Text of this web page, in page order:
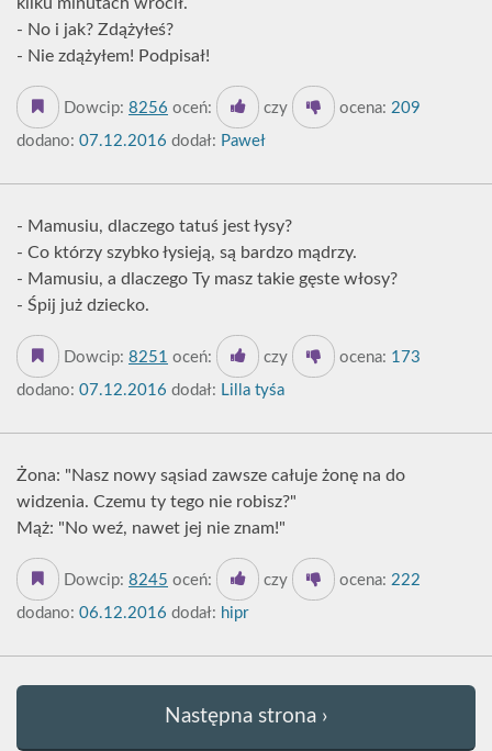
- No i jak? Zdążyłeś?
- Nie zdążyłem! Podpisał!
Dowcip: 8256 oceń: czy ocena: 209
dodano: 07.12.2016 dodał: Paweł
- Mamusiu, dlaczego tatuś jest łysy?
- Co którzy szybko łysieją, są bardzo mądrzy.
- Mamusiu, a dlaczego Ty masz takie gęste włosy?
- Śpij już dziecko.
Dowcip: 8251 oceń: czy ocena: 173
dodano: 07.12.2016 dodał: Lilla tyśa
Żona: "Nasz nowy sąsiad zawsze całuje żonę na do
widzenia. Czemu ty tego nie robisz?"
Mąż: "No weź, nawet jej nie znam!"
Dowcip: 8245 oceń: czy ocena: 222
dodano: 06.12.2016 dodał: hipr
Następna strona ›